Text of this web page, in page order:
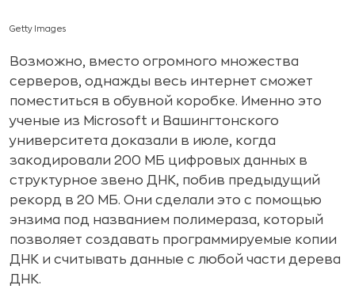
Getty Images
Возможно, вместо огромного множества
серверов, однажды весь интернет сможет
поместиться в обувной коробке. Именно это
ученые из Microsoft и Вашингтонского
университета доказали в июле, когда
закодировали 200 МБ цифровых данных в
структурное звено ДНК, побив предыдущий
рекорд в 20 МБ. Они сделали это с помощью
энзима под названием полимераза, который
позволяет создавать программируемые копии
ДНК и считывать данные с любой части дерева
ДНК.